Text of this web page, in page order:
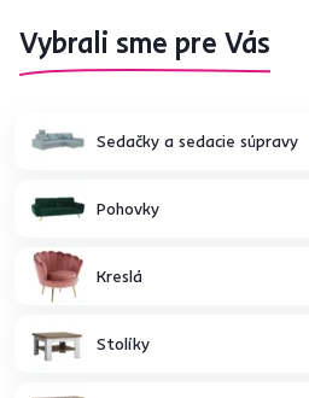
Vybrali sme pre Vás
Sedačky a sedacie súpravy
Pohovky
Kreslá
Stolíky